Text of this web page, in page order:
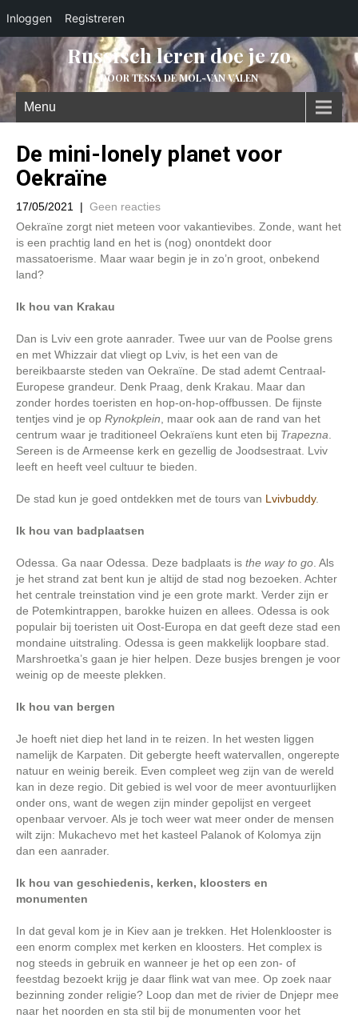
Inloggen Registreren
Russisch leren doe je zo
DOOR TESSA DE MOL-VAN VALEN
Menu
De mini-lonely planet voor
Oekraïne
17/05/2021 | Geen reacties
Oekraïne zorgt niet meteen voor vakantievibes. Zonde, want het
is een prachtig land en het is (nog) onontdekt door
massatoerisme. Maar waar begin je in zo’n groot, onbekend
land?
Ik hou van Krakau
Dan is Lviv een grote aanrader. Twee uur van de Poolse grens
en met Whizzair dat vliegt op Lviv, is het een van de
bereikbaarste steden van Oekraïne. De stad ademt Centraal-
Europese grandeur. Denk Praag, denk Krakau. Maar dan
zonder hordes toeristen en hop-on-hop-offbussen. De fijnste
tentjes vind je op Rynokplein , maar ook aan de rand van het
centrum waar je traditioneel Oekraïens kunt eten bij Trapezna
Sereen is de Armeense kerk en gezellig de Joodsestraat. Lviv
leeft en heeft veel cultuur te bieden.
De stad kun je goed ontdekken met de tours van Lvivbuddy.
Ik hou van badplaatsen
Odessa. Ga naar Odessa. Deze badplaats is the way to go . Als
je het strand zat bent kun je altijd de stad nog bezoeken. Achter
het centrale treinstation vind je een grote markt. Verder zijn er
de Potemkintrappen, barokke huizen en allees. Odessa is ook
populair bij toeristen uit Oost-Europa en dat geeft deze stad een
mondaine uitstraling. Odessa is geen makkelijk loopbare stad.
Marshroetka’s gaan je hier helpen. Deze busjes brengen je voor
weinig op de meeste plekken.
Ik hou van bergen
Je hoeft niet diep het land in te reizen. In het westen liggen
namelijk de Karpaten. Dit gebergte heeft watervallen, ongerepte
natuur en weinig bereik. Even compleet weg zijn van de wereld
kan in deze regio. Dit gebied is wel voor de meer avontuurlijken
onder ons, want de wegen zijn minder gepolijst en vergeet
openbaar vervoer. Als je toch weer wat meer onder de mensen
wilt zijn: Mukachevo met het kasteel Palanok of Kolomya zijn
dan een aanrader.
Ik hou van geschiedenis, kerken, kloosters en
monumenten
In dat geval kom je in Kiev aan je trekken. Het Holenklooster is
een enorm complex met kerken en kloosters. Het complex is
nog steeds in gebruik en wanneer je het op een zon- of
feestdag bezoekt krijg je daar flink wat van mee. Op zoek naar
bezinning zonder religie? Loop dan met de rivier de Dnjepr mee
naar het noorden en sta stil bij de monumenten voor het